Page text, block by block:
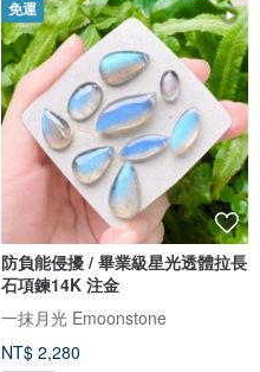
免運
防負能侵擾 / 畢業級星光透體拉長
石項鍊14K 注金
一抹月光 Emoonstone
NT$ 2,280